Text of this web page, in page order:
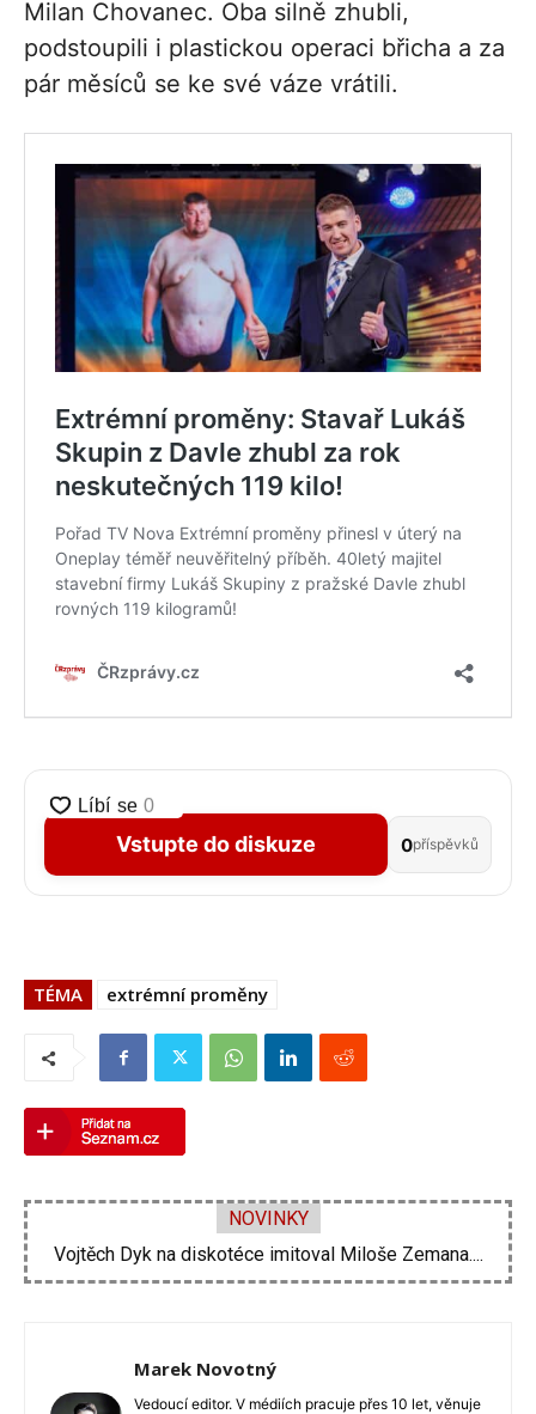
Milan Chovanec. Oba silně zhubli,
podstoupili i plastickou operaci břicha a za
pár měsíců se ke své váze vrátili.
Vstupte do diskuze 0příspěvků
TÉMA extrémní proměny
NOVINKY
Vojtěch Dyk na diskotéce imitoval Miloše Zemana....
Marek Novotný
Vedoucí editor. V médiích pracuje přes 10 let, věnuje